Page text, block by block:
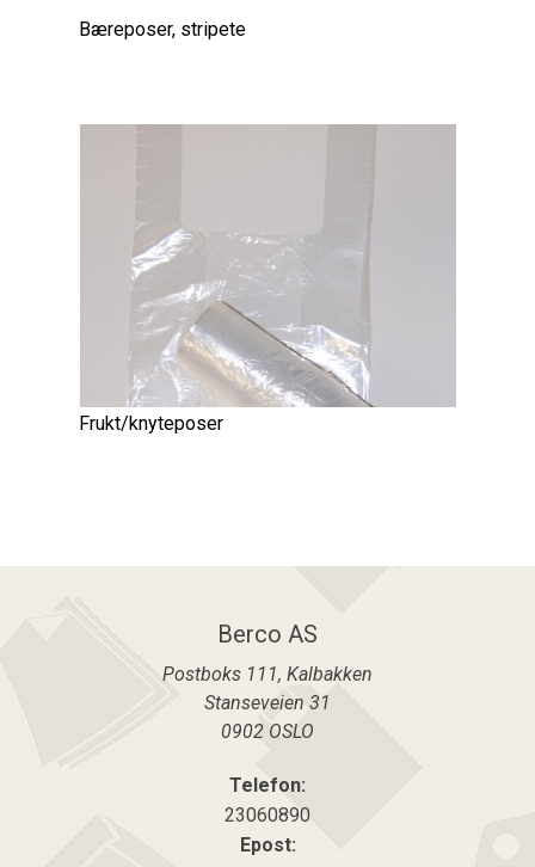
Bæreposer, stripete
Frukt/knyteposer
Berco AS
Postboks 111, Kalbakken
Stanseveien 31
0902 OSLO
Telefon:
23060890
Epost: